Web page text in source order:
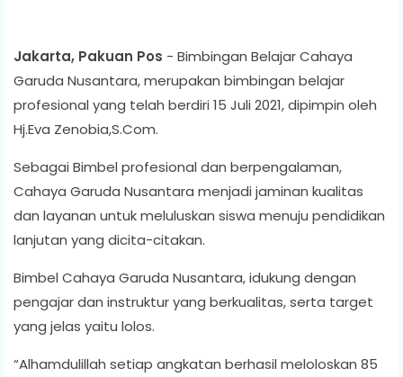
Jakarta, Pakuan Pos - Bimbingan Belajar Cahaya
Garuda Nusantara, merupakan bimbingan belajar
profesional yang telah berdiri 15 Juli 2021, dipimpin oleh
Hj.Eva Zenobia,S.Com.
Sebagai Bimbel profesional dan berpengalaman,
Cahaya Garuda Nusantara menjadi jaminan kualitas
dan layanan untuk meluluskan siswa menuju pendidikan
lanjutan yang dicita-citakan.
Bimbel Cahaya Garuda Nusantara, idukung dengan
pengajar dan instruktur yang berkualitas, serta target
yang jelas yaitu lolos.
“Alhamdulillah setiap angkatan berhasil meloloskan 85